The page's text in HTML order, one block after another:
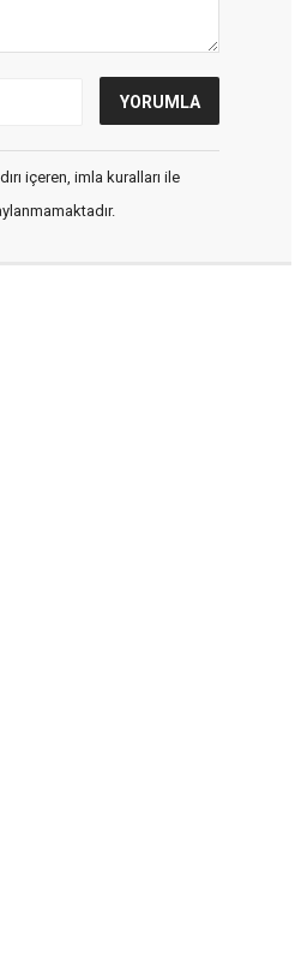
içeren, imla kuralları ile